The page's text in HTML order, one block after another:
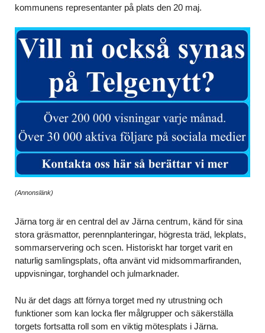
kommunens representanter på plats den 20 maj.
(Annonslänk)
Järna torg är en central del av Järna centrum, känd för sina
stora gräsmattor, perennplanteringar, högresta träd, lekplats,
sommarservering och scen. Historiskt har torget varit en
naturlig samlingsplats, ofta använt vid midsommarfiranden,
uppvisningar, torghandel och julmarknader.
Nu är det dags att förnya torget med ny utrustning och
funktioner som kan locka fler målgrupper och säkerställa
torgets fortsatta roll som en viktig mötesplats i Järna.